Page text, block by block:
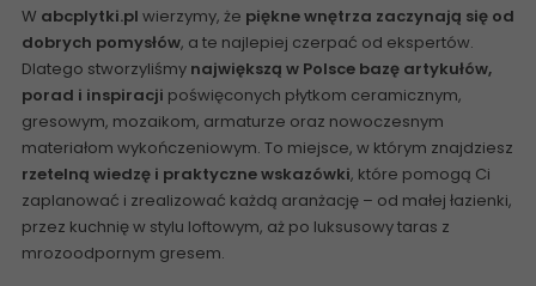
W abcplytki.pl wierzymy, że piękne wnętrza zaczynają się od
dobrych pomysłów, a te najlepiej czerpać od ekspertów.
Dlatego stworzyliśmy największą w Polsce bazę artykułów,
porad i inspiracji poświęconych płytkom ceramicznym,
gresowym, mozaikom, armaturze oraz nowoczesnym
materiałom wykończeniowym. To miejsce, w którym znajdziesz
rzetelną wiedzę i praktyczne wskazówki, które pomogą Ci
zaplanować i zrealizować każdą aranżację – od małej łazienki,
przez kuchnię w stylu loftowym, aż po luksusowy taras z
mrozoodpornym gresem.